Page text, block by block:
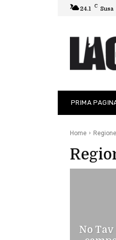
24.1 C Susa
PRIMA
Home
No